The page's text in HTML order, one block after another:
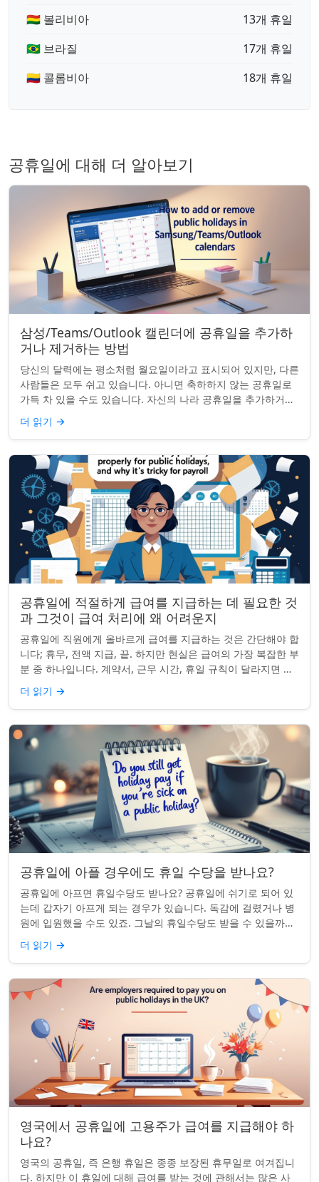
🇧🇴 볼리비아
13개 휴일
🇧🇷 브라질
17개 휴일
🇨🇴 콜롬비아
18개 휴일
공휴일에 대해 더 알아보기
삼성/Teams/Outlook 캘린더에 공휴일을 추가하
거나 제거하는 방법
당신의 달력에는 평소처럼 월요일이라고 표시되어 있지만, 다른
사람들은 모두 쉬고 있습니다. 아니면 축하하지 않는 공휴일로
가득 차 있을 수도 있습니다. 자신의 나라 공휴일을 추가하거나
원하지 않는 공휴일을 정리하려는...
더 읽기 →
공휴일에 적절하게 급여를 지급하는 데 필요한 것
과 그것이 급여 처리에 왜 어려운지
공휴일에 직원에게 올바르게 급여를 지급하는 것은 간단해야 합
니다; 휴무, 전액 지급, 끝. 하지만 현실은 급여의 가장 복잡한 부
분 중 하나입니다. 계약서, 근무 시간, 휴일 규칙이 달라지면 하
나의 공휴일이 준수 문제...
더 읽기 →
공휴일에 아플 경우에도 휴일 수당을 받나요?
공휴일에 아프면 휴일수당도 받나요? 공휴일에 쉬기로 되어 있
는데 갑자기 아프게 되는 경우가 있습니다. 독감에 걸렸거나 병
원에 입원했을 수도 있죠. 그날의 휴일수당도 받을 수 있을까요?
이는 흔한 질문이며, 답변은 주...
더 읽기 →
영국에서 공휴일에 고용주가 급여를 지급해야 하
나요?
영국의 공휴일, 즉 은행 휴일은 종종 보장된 휴무일로 여겨집니
다. 하지만 이 휴일에 대해 급여를 받는 것에 관해서는 많은 사